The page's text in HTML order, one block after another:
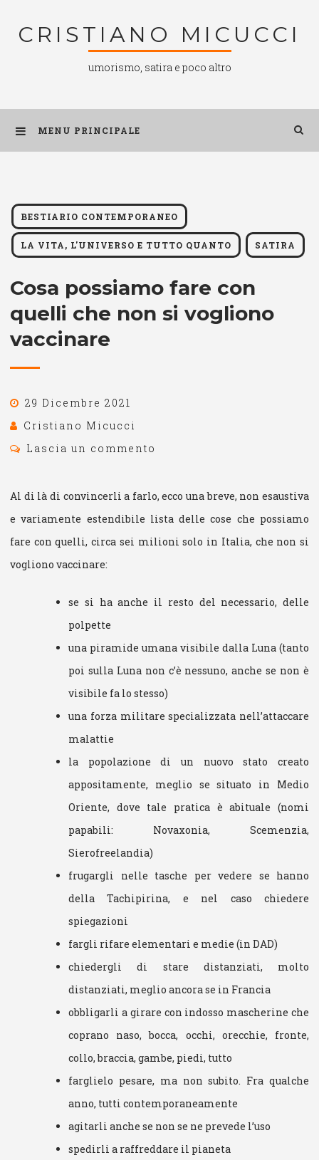
CRISTIANO MICUCCI
umorismo, satira e poco altro
MENU PRINCIPALE
BESTIARIO CONTEMPORANEO
LA VITA, L'UNIVERSO E TUTTO QUANTO SATIRA
Cosa possiamo fare con
quelli che non si vogliono
vaccinare
29 Dicembre 2021
Cristiano Micucci
Lascia un commento
Al di là di convincerli a farlo, ecco una breve, non esaustiva
e variamente estendibile lista delle cose che possiamo
fare con quelli, circa sei milioni solo in Italia, che non si
vogliono vaccinare:
se si ha anche il resto del necessario, delle
polpette
una piramide umana visibile dalla Luna (tanto
poi sulla Luna non c’è nessuno, anche se non è
visibile fa lo stesso)
una forza militare specializzata nell’attaccare
malattie
la popolazione di un nuovo stato creato
appositamente, meglio se situato in Medio
Oriente, dove tale pratica è abituale (nomi
papabili: Novaxonia, Scemenzia,
Sierofreelandia)
frugargli nelle tasche per vedere se hanno
della Tachipirina, e nel caso chiedere
spiegazioni
fargli rifare elementari e medie (in DAD)
chiedergli di stare distanziati, molto
distanziati, meglio ancora se in Francia
obbligarli a girare con indosso mascherine che
coprano naso, bocca, occhi, orecchie, fronte,
collo, braccia, gambe, piedi, tutto
farglielo pesare, ma non subito. Fra qualche
anno, tutti contemporaneamente
agitarli anche se non se ne prevede l’uso
spedirli a raffreddare il pianeta